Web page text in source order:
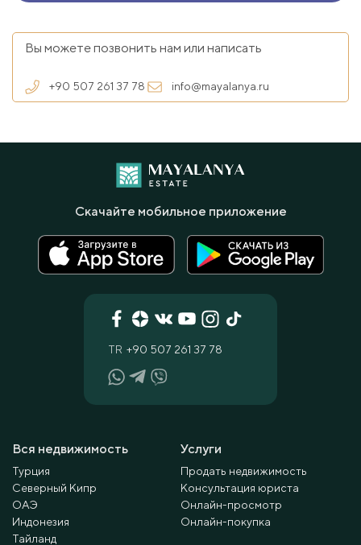
Вы можете позвонить нам или написать
+90 507 261 37 78 info@mayalanya.ru
Вся недвижимость
Турция
Северный Кипр
ОАЭ
Индонезия
Тайланд
Услуги
Продать недвижимость
Консультация юриста
Онлайн-просмотр
Онлайн-покупка
TR +90 507 261 37 78
Скачайте мобильное приложение